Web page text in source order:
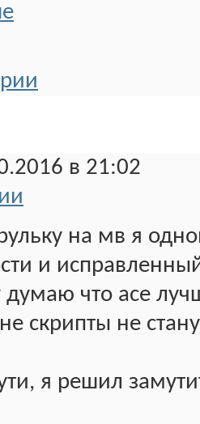
в 21:02
на мв я
и
что асе
скрипты не
я решил